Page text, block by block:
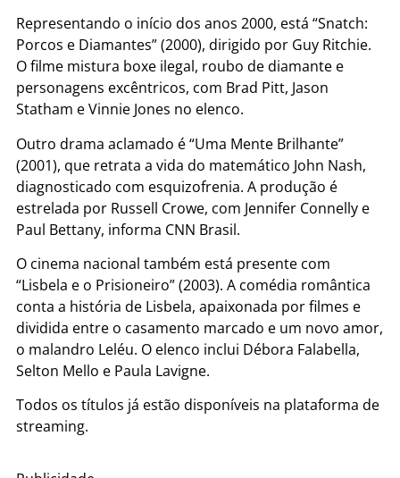
Representando o início dos anos 2000, está “Snatch:
Porcos e Diamantes” (2000), dirigido por Guy Ritchie.
O filme mistura boxe ilegal, roubo de diamante e
personagens excêntricos, com Brad Pitt, Jason
Statham e Vinnie Jones no elenco.
Outro drama aclamado é “Uma Mente Brilhante”
(2001), que retrata a vida do matemático John Nash,
diagnosticado com esquizofrenia. A produção é
estrelada por Russell Crowe, com Jennifer Connelly e
Paul Bettany, informa CNN Brasil.
O cinema nacional também está presente com
“Lisbela e o Prisioneiro” (2003). A comédia romântica
conta a história de Lisbela, apaixonada por filmes e
dividida entre o casamento marcado e um novo amor,
o malandro Leléu. O elenco inclui Débora Falabella,
Selton Mello e Paula Lavigne.
Todos os títulos já estão disponíveis na plataforma de
streaming.